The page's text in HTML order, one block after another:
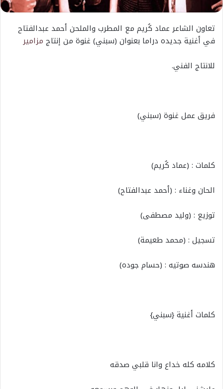
تعاون الشاعر عماد كُريم مع المطرب والملحن أحمد عبدالفتاح
في أغنية جديده دراما بعنوان (سبني) غنوة من إنتاج مزامير
للانتاج الفني.
فريق عمل غنوة (سبني)
كلمات : (عماد كُريم)
الحان وغناء : (أحمد عبدالفتاح)
توزيع : (وليد مصطفى)
تسجيل : (محمد طعيمة)
هندسه صوتيه : (حسام جوده)
كلمات أغنية {سبني}
كلامه كله خداع وانا قلبي صدقه